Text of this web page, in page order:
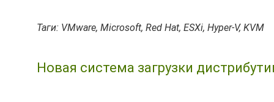
Таги: VMware, Microsoft, Red Hat, ESXi, Hyper-V, KVM
Новая система загрузки